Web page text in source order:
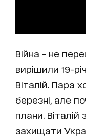
Війна – не
вирішили 19-
Віталій. Пара
березні, але
плани. Віталій
захищати